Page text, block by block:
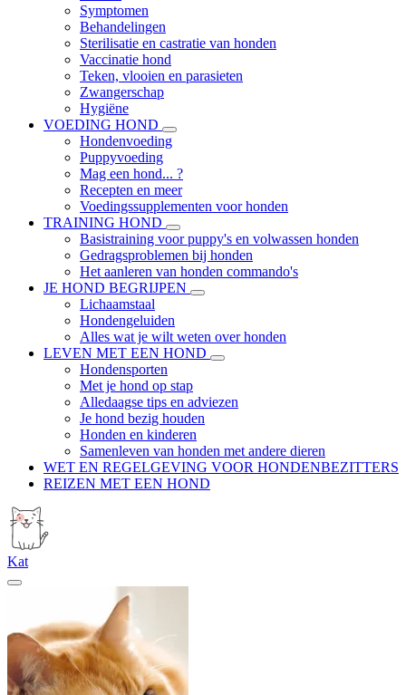
Symptomen
Behandelingen
Sterilisatie en castratie van honden
Vaccinatie hond
Teken, vlooien en parasieten
Zwangerschap
Hygiëne
VOEDING HOND
Hondenvoeding
Puppyvoeding
Mag een hond... ?
Recepten en meer
Voedingssupplementen voor honden
TRAINING HOND
Basistraining voor puppy's en volwassen honden
Gedragsproblemen bij honden
Het aanleren van honden commando's
JE HOND BEGRIJPEN
Lichaamstaal
Hondengeluiden
Alles wat je wilt weten over honden
LEVEN MET EEN HOND
Hondensporten
Met je hond op stap
Alledaagse tips en adviezen
Je hond bezig houden
Honden en kinderen
Samenleven van honden met andere dieren
WET EN REGELGEVING VOOR HONDENBEZITTERS
REIZEN MET EEN HOND
Kat